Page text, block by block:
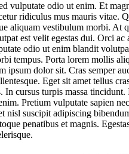
vulputate odio ut enim. Et
ridiculus mus mauris vitae.
aliquam vestibulum morbi. At
est velit egestas dui. Orci ac
odio ut enim blandit
tempus. Porta lorem mollis
ipsum dolor sit. Cras semper
Eget sit amet tellus
In cursus turpis massa tincidunt.
Pretium vulputate sapien
nisl suscipit adipiscing
penatibus et magnis.